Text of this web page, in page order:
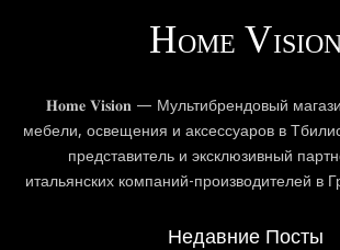
𝐇𝐨𝐦𝐞 𝐕𝐢𝐬𝐢𝐨𝐧 — Мультибрендовый
мебели, освещения и аксессуаров в
представитель и эксклюзивный
итальянских компаний-производителей в
Недавние Посты